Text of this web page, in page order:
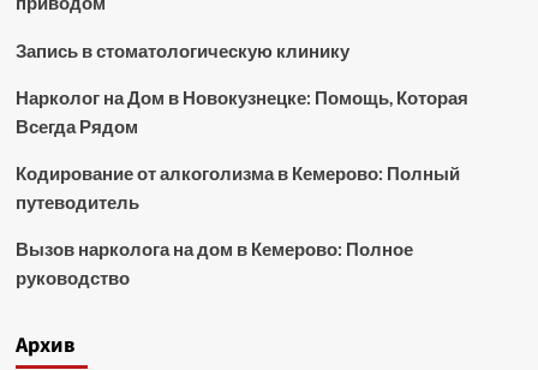
Запись в стоматологическую клинику
Нарколог на Дом в Новокузнецке: Помощь, Которая
Всегда Рядом
Кодирование от алкоголизма в Кемерово: Полный
путеводитель
Вызов нарколога на дом в Кемерово: Полное
руководство
Архив